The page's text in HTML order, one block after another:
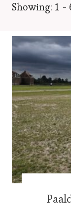
Showing: 1 -